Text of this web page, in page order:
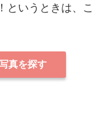
というときは、こ
真を探す